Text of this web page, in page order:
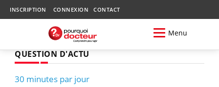
INSCRIPTION CONNEXION CONTACT
Menu
QUESTION D'ACTU
30 minutes par jour